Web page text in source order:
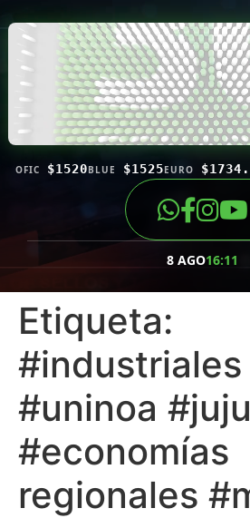
OFIC $1520BLUE $1525EURO
8 AGO16:11
Etiqueta:
#industriales
#uninoa
#economías
regionales